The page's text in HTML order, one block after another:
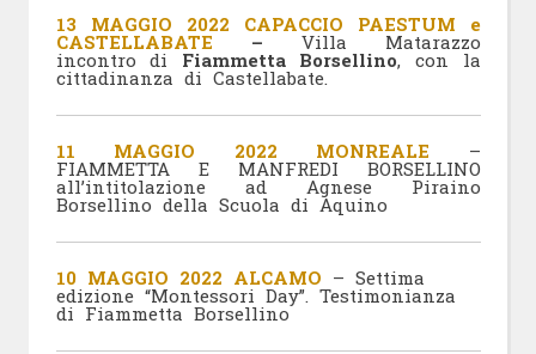
13 MAGGIO 2022 CAPACCIO PAESTUM e
CASTELLABATE – Villa Matarazzo
incontro di Fiammetta Borsellino, con la
cittadinanza di Castellabate.
11 MAGGIO 2022 MONREALE –
FIAMMETTA E MANFREDI BORSELLINO
all’intitolazione ad Agnese Piraino
Borsellino della Scuola di Aquino
10 MAGGIO 2022 ALCAMO – Settima
edizione “Montessori Day”. Testimonianza
di Fiammetta Borsellino